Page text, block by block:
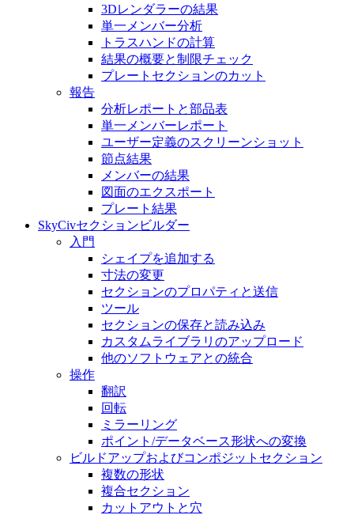
3Dレンダラーの結果
単一メンバー分析
トラスハンドの計算
結果の概要と制限チェック
プレートセクションのカット
報告
分析レポートと部品表
単一メンバーレポート
ユーザー定義のスクリーンショット
節点結果
メンバーの結果
図面のエクスポート
プレート結果
SkyCivセクションビルダー
入門
シェイプを追加する
寸法の変​​更
セクションのプロパティと送信
ツール
セクションの保存と読み込み
カスタムライブラリのアップロード
他のソフトウェアとの統合
操作
翻訳
回転
ミラーリング
ポイント/データベース形状への変換
ビルドアップおよびコンポジットセクション
複数の形状
複合セクション
カットアウトと穴